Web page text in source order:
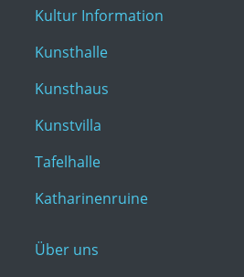
Kultur Information
Kunsthalle
Kunsthaus
Kunstvilla
Tafelhalle
Katharinenruine
Über uns